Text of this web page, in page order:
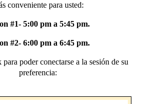
conveniente para usted:
#1- 5:00 pm a 5:45 pm.
#2- 6:00 pm a 6:45 pm.
poder conectarse a la sesión de su
preferencia: